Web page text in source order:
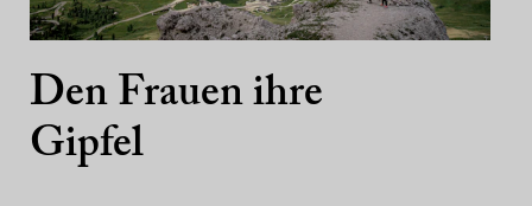
Den Frauen ihre
Gipfel